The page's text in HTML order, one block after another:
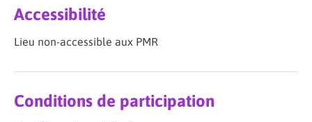
Accessibilité
Lieu non-accessible aux PMR
Conditions de participation